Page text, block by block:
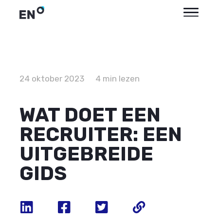
24 oktober 2023 4 min lezen
WAT DOET EEN
RECRUITER: EEN
UITGEBREIDE
GIDS